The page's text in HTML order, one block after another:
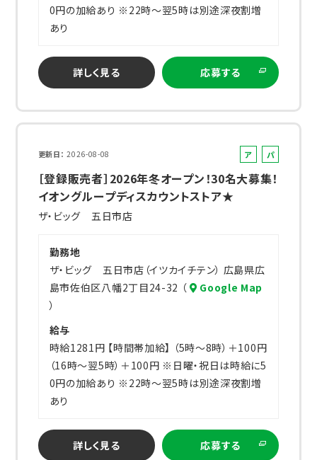
0円の加給あり ※22時～翌5時は別途深夜割増
あり
詳しく見る 応募する
更新日 2026-08-08
ア
バ
パ
ト
［登録販売者］2026年冬オープン！30名大募集！
イオングループディスカウントストア★
ザ・ビッグ 五日市店
勤務地
ザ・ビッグ 五日市店（イツカイチテン） 広島県広
島市佐伯区八幡2丁目24-32 （
Google Map
）
給与
時給1281円 【時間帯加給】 （5時～8時）＋100円
（16時～翌5時）＋100円 ※日曜・祝日は時給に5
0円の加給あり ※22時～翌5時は別途深夜割増
あり
詳しく見る 応募する